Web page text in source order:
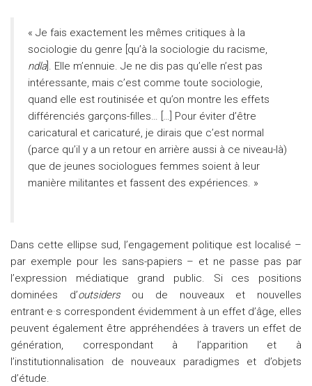
« Je fais exactement les mêmes critiques à la
sociologie du genre [qu’à la sociologie du racisme,
ndla]. Elle m’ennuie. Je ne dis pas qu’elle n’est pas
intéressante, mais c’est comme toute sociologie,
quand elle est routinisée et qu’on montre les effets
différenciés garçons-filles… […] Pour éviter d’être
caricatural et caricaturé, je dirais que c’est normal
(parce qu’il y a un retour en arrière aussi à ce niveau-là)
que de jeunes sociologues femmes soient à leur
manière militantes et fassent des expériences. »
Dans cette ellipse sud, l’engagement politique est localisé –
par exemple pour les sans-papiers – et ne passe pas par
l’expression médiatique grand public. Si ces positions
dominées d’outsidersou de nouveaux et nouvelles
entrant·e·s correspondent évidemment à un effet d’âge, elles
peuvent également être appréhendées à travers un effet de
génération, correspondant à l’apparition et à
l’institutionnalisation de nouveaux paradigmes et d’objets
d’étude.